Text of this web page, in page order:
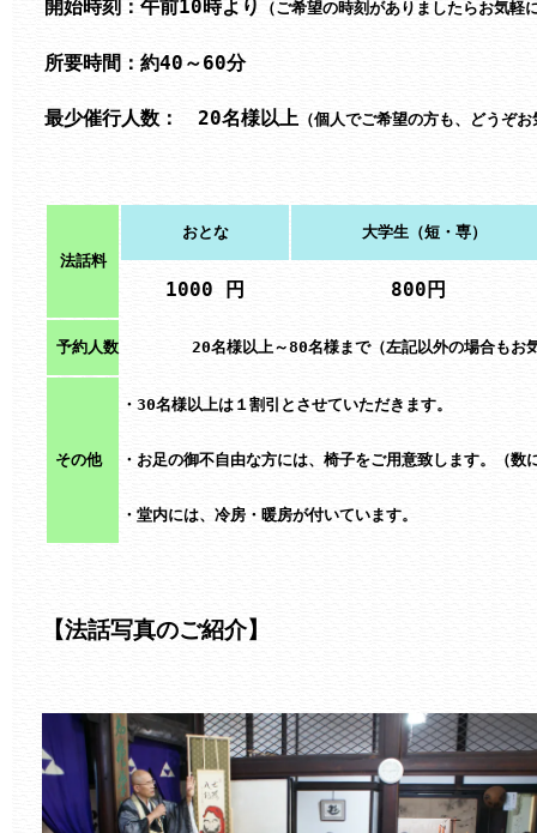
開始時刻：午前10時より （ご希望の時刻がありましたらお気軽
所要時間：約40～60分
最少催行人数：　20名様以上 （個人でご希望の方も、どうぞ
法話料
おとな 大学生（短・専）
1000 円 800円
予約人数 20名様以上～80名様まで（左記以外の場合も
その他
・30名様以上は１割引とさせていただきます。
・お足の御不自由な方には、椅子をご用意致します。（